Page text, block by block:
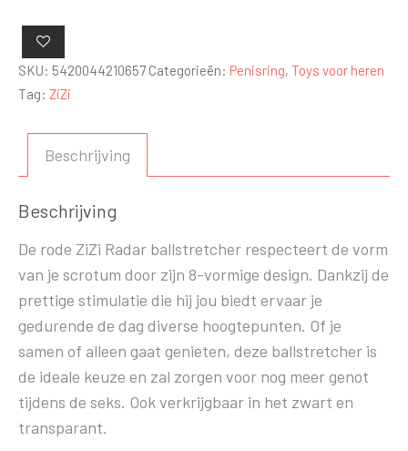
Rood
aantal
SKU: 5420044210657 Categorieën: Penisring, Toys voor heren
Tag: ZiZi
Beschrijving
Beschrijving
De rode ZiZi Radar ballstretcher respecteert de vorm
van je scrotum door zijn 8-vormige design. Dankzij de
prettige stimulatie die hij jou biedt ervaar je
gedurende de dag diverse hoogtepunten. Of je
samen of alleen gaat genieten, deze ballstretcher is
de ideale keuze en zal zorgen voor nog meer genot
tijdens de seks. Ook verkrijgbaar in het zwart en
transparant.